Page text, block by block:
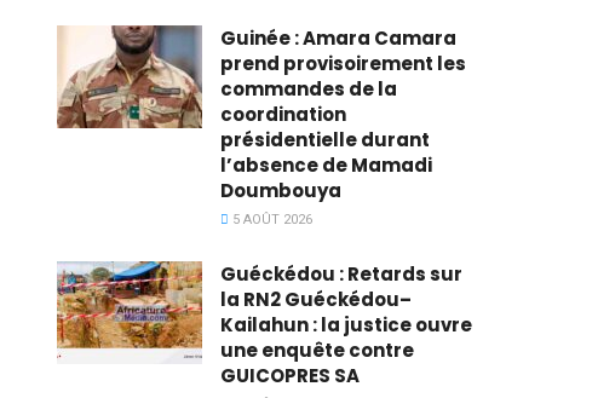
Guinée : Amara Camara
prend provisoirement les
commandes de la
coordination
présidentielle durant
l’absence de Mamadi
Doumbouya
5 AOÛT 2026
Guéckédou : Retards sur
la RN2 Guéckédou–
Kailahun : la justice ouvre
une enquête contre
GUICOPRES SA